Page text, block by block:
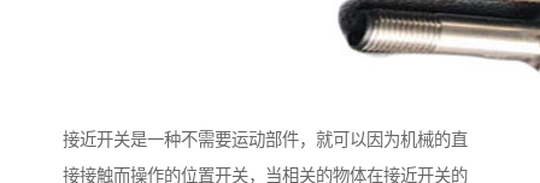
接近开关是一种不需要运动部件，就可以因为机械的直
接接触而操作的位置开关，当相关的物体在接近开关的